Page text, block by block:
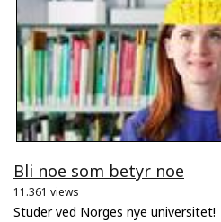
Bli noe som betyr noe
11.361 views
Studer ved Norges nye universitet!